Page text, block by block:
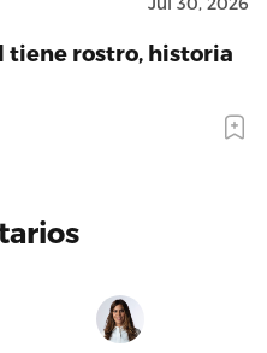
tiene rostro, historia